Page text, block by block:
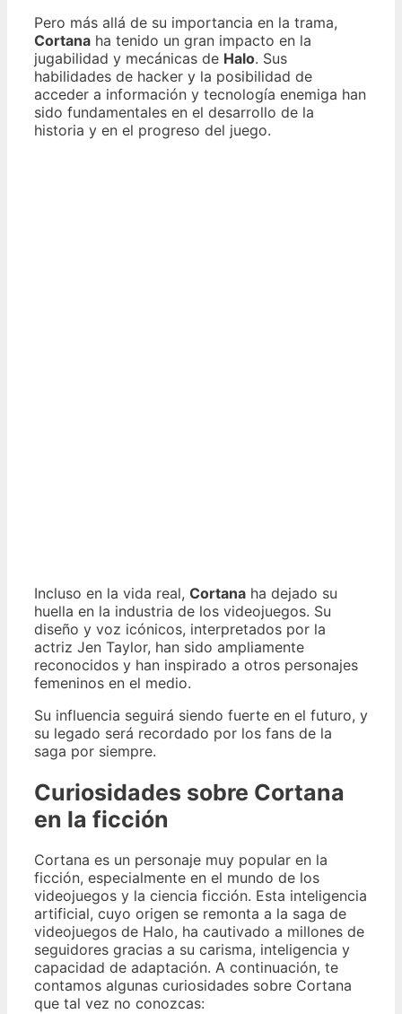
Pero más allá de su importancia en la trama,
Cortana ha tenido un gran impacto en la
jugabilidad y mecánicas de Halo. Sus
habilidades de hacker y la posibilidad de
acceder a información y tecnología enemiga han
sido fundamentales en el desarrollo de la
historia y en el progreso del juego.
Incluso en la vida real, Cortana ha dejado su
huella en la industria de los videojuegos. Su
diseño y voz icónicos, interpretados por la
actriz Jen Taylor, han sido ampliamente
reconocidos y han inspirado a otros personajes
femeninos en el medio.
Su influencia seguirá siendo fuerte en el futuro, y
su legado será recordado por los fans de la
saga por siempre.
Curiosidades sobre Cortana
en la ficción
Cortana es un personaje muy popular en la
ficción, especialmente en el mundo de los
videojuegos y la ciencia ficción. Esta inteligencia
artificial, cuyo origen se remonta a la saga de
videojuegos de Halo, ha cautivado a millones de
seguidores gracias a su carisma, inteligencia y
capacidad de adaptación. A continuación, te
contamos algunas curiosidades sobre Cortana
que tal vez no conozcas: